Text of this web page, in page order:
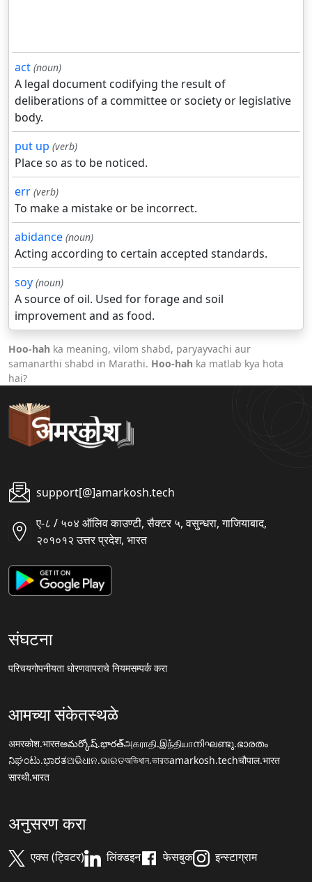
act (noun)
A legal document codifying the result of
deliberations of a committee or society or legislative
body.
put up (verb)
Place so as to be noticed.
err (verb)
To make a mistake or be incorrect.
abidance (noun)
Acting according to certain accepted standards.
soy (noun)
A source of oil. Used for forage and soil
improvement and as food.
Hoo-hah ka meaning, vilom shabd, paryayvachi aur
samanarthi shabd in Marathi. Hoo-hah ka matlab kya hota
hai?
support[@]amarkosh.tech
ए-८ / ५०४ ऑलिव काउण्टी, सैक्टर ५, वसुन्धरा, गाजियाबाद,
२०१०१२ उत्तर प्रदेश, भारत
संघटना
परिचयगोपनीयता धोरणवापराचे नियमसम्पर्क करा
आमच्या संकेतस्थळे
अमरकोश.भारतఅమర్కోష్.భారత్அகராதி.இந்தியாനിഘണ്ടു.ഭാരതം
ನಿಘಂಟು.ಭಾರತଅଭିଧାନ.ଭାରତঅভিধান.ভারতamarkosh.techचौपाल.भारत
सारथी.भारत
अनुसरण करा
एक्स (ट्विटर) लिंक्डइन फेसबुक इन्स्टाग्राम